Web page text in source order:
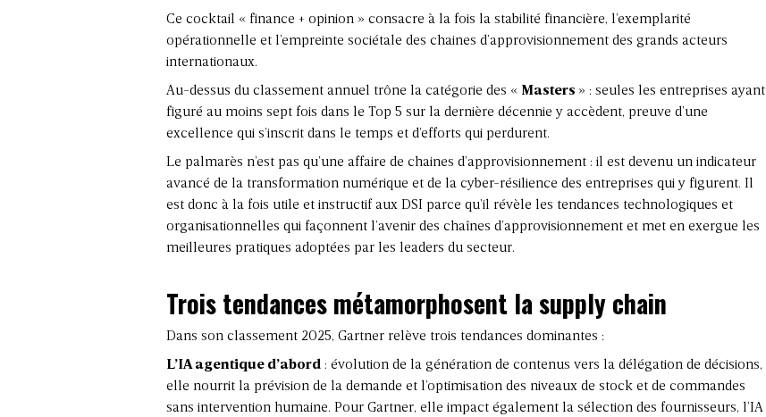
Ce cocktail « finance + opinion » consacre à la fois la stabilité financière, l’exemplarité
opérationnelle et l’empreinte sociétale des chaines d’approvisionnement des grands acteurs
internationaux.
Au-dessus du classement annuel trône la catégorie des « Masters » : seules les entreprises ayant
figuré au moins sept fois dans le Top 5 sur la dernière décennie y accèdent, preuve d’une
excellence qui s’inscrit dans le temps et d’efforts qui perdurent.
Le palmarès n’est pas qu’une affaire de chaines d’approvisionnement : il est devenu un indicateur
avancé de la transformation numérique et de la cyber-résilience des entreprises qui y figurent. Il
est donc à la fois utile et instructif aux DSI parce qu’il révèle les tendances technologiques et
organisationnelles qui façonnent l’avenir des chaînes d’approvisionnement et met en exergue les
meilleures pratiques adoptées par les leaders du secteur.
Trois tendances métamorphosent la supply chain
Dans son classement 2025, Gartner relève trois tendances dominantes :
L’IA agentique d’abord : évolution de la génération de contenus vers la délégation de décisions,
elle nourrit la prévision de la demande et l’optimisation des niveaux de stock et de commandes
sans intervention humaine. Pour Gartner, elle impact également la sélection des fournisseurs, l’IA